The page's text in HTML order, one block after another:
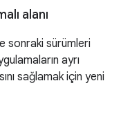
alanı
sonraki sürümleri
ayrı
sağlamak için yeni